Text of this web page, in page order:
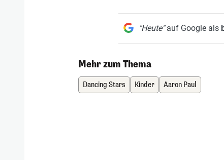
"Heute"auf Google als
Mehr zum Thema
Dancing Stars Kinder Aaron Paul